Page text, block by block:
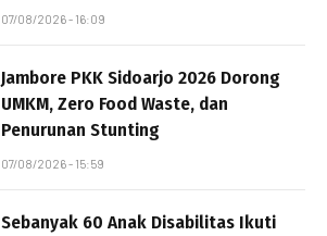
07/08/2026 - 16:09
Jambore PKK Sidoarjo 2026 Dorong
UMKM, Zero Food Waste, dan
Penurunan Stunting
07/08/2026 - 15:59
Sebanyak 60 Anak Disabilitas Ikuti